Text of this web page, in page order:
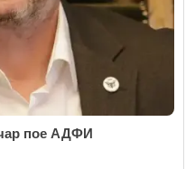
пое АДФИ